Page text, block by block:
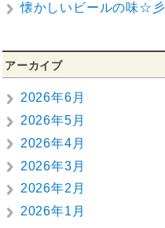
懐かしいビールの味☆彡
アーカイブ
2026年6月
2026年5月
2026年4月
2026年3月
2026年2月
2026年1月